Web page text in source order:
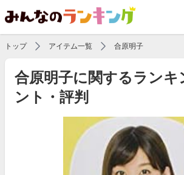
トップ アイテム一覧 合原明子
合原明子に関するランキ
ント・評判